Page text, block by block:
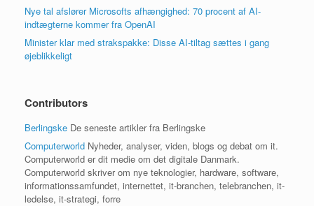
Nye tal afslører Microsofts afhængighed: 70 procent af AI-
indtægterne kommer fra OpenAI
Minister klar med strakspakke: Disse AI-tiltag sættes i gang
øjeblikkeligt
Contributors
Berlingske De seneste artikler fra Berlingske
Computerworld Nyheder, analyser, viden, blogs og debat om it.
Computerworld er dit medie om det digitale Danmark.
Computerworld skriver om nye teknologier, hardware, software,
informationssamfundet, internettet, it-branchen, telebranchen, it-
ledelse, it-strategi, forre